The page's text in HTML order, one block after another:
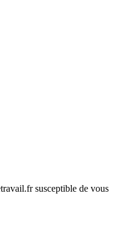
susceptible de vous